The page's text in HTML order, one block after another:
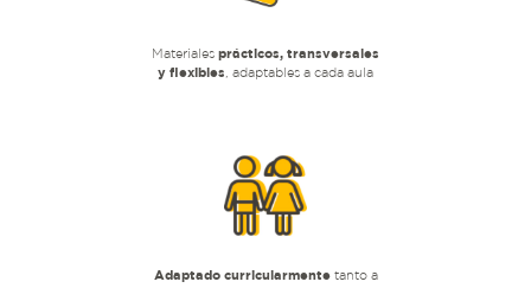
Materiales prácticos, transversales
y flexibles , adaptables a cada aula
Adaptado curricularmentetanto a